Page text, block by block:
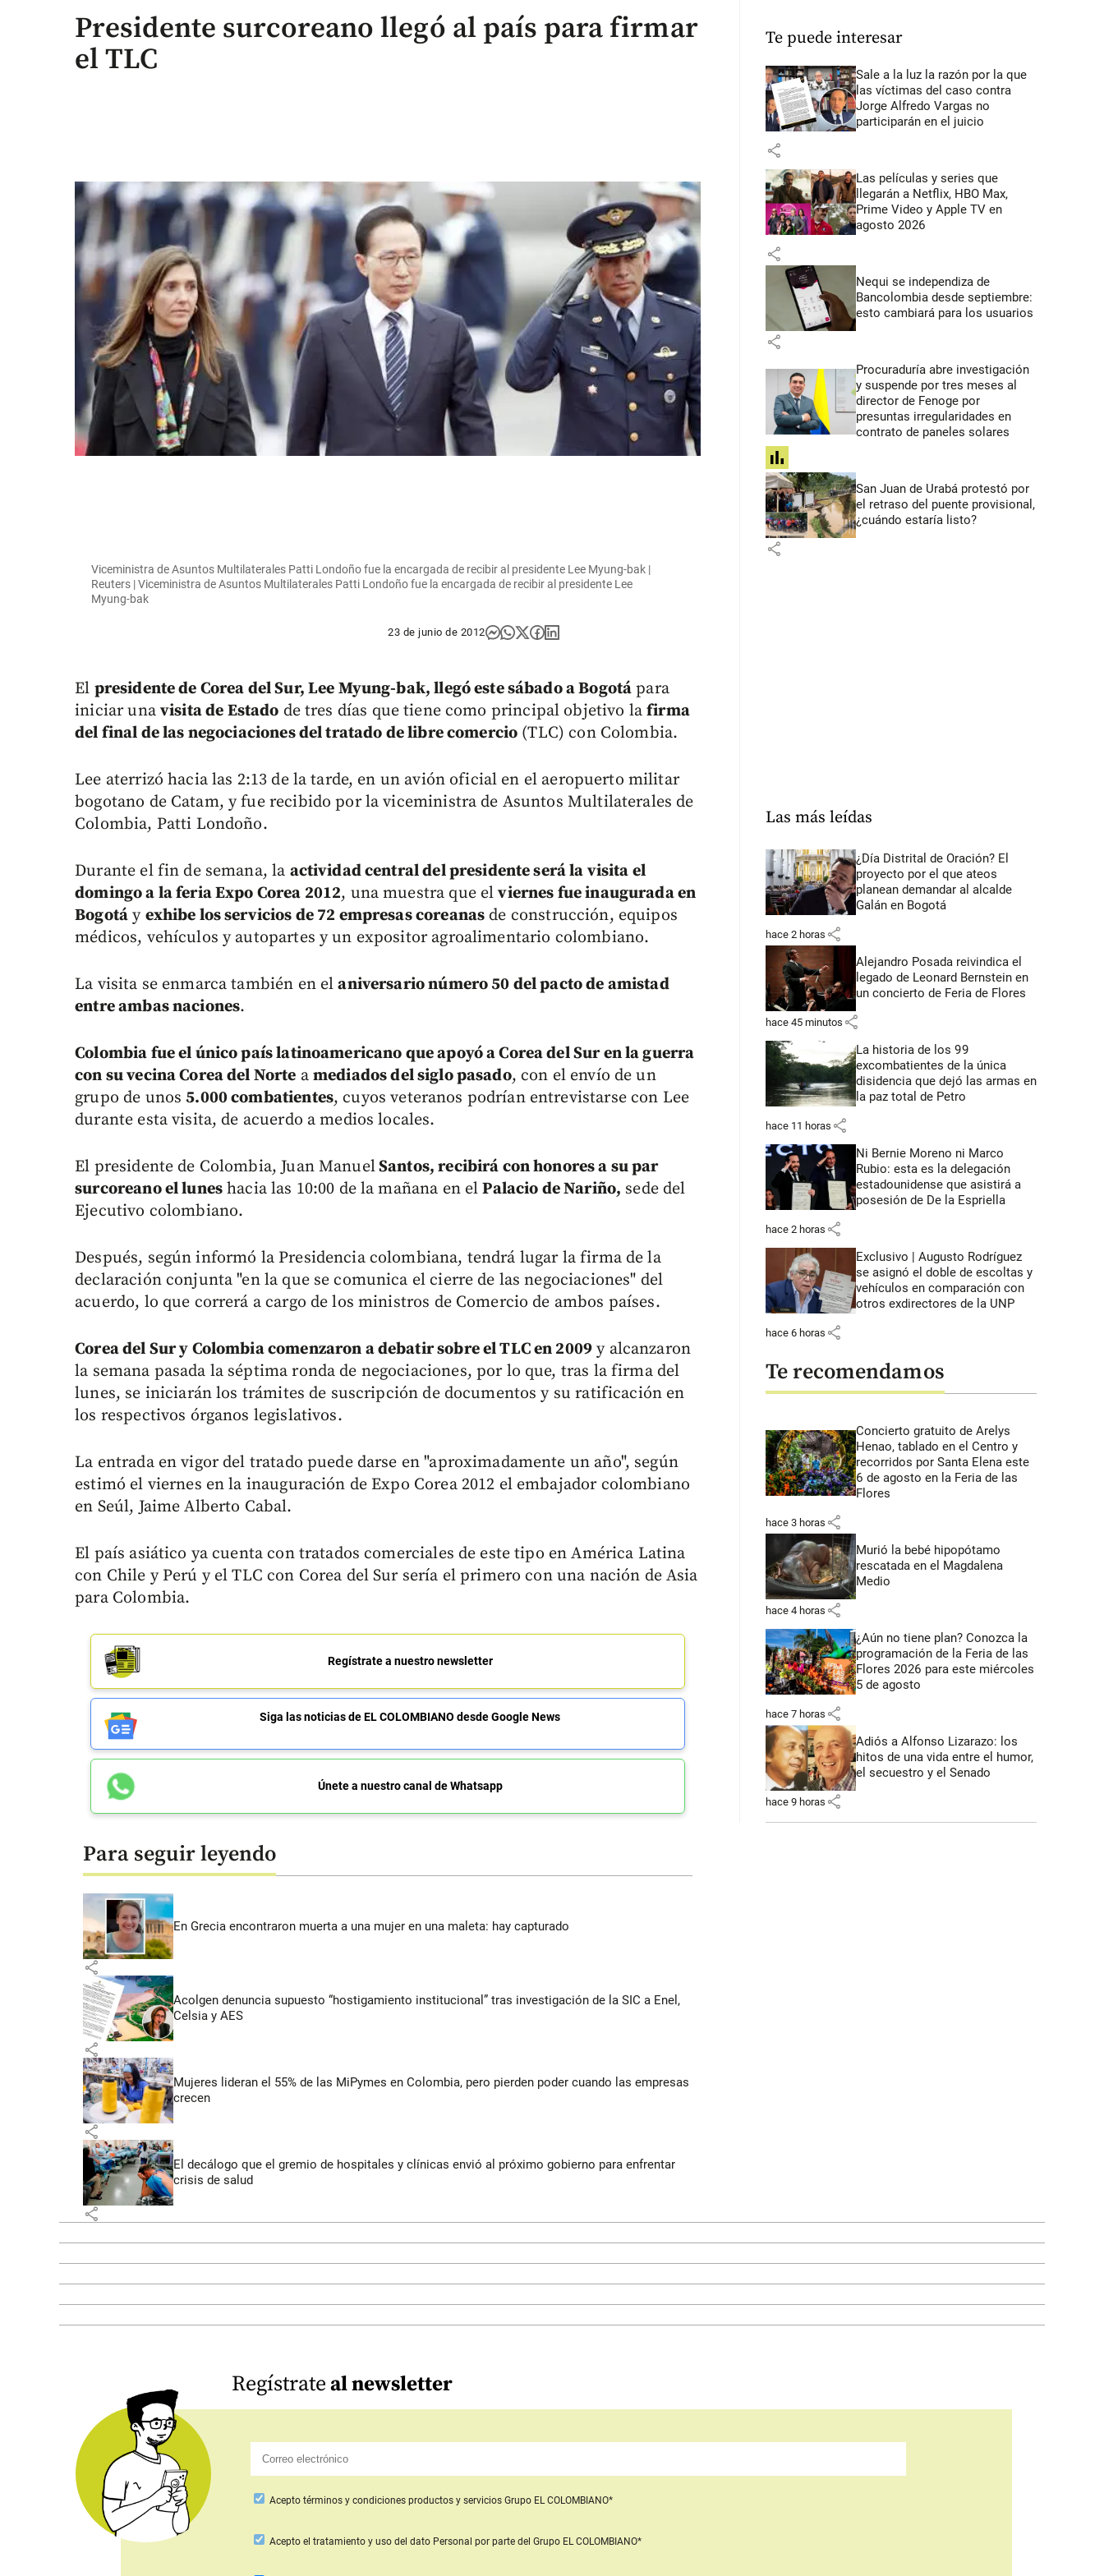
Presidente surcoreano llegó al país para firmar
el TLC
Viceministra de Asuntos Multilaterales Patti Londoño fue la encargada de recibir al presidente Lee Myung-bak |
Reuters | Viceministra de Asuntos Multilaterales Patti Londoño fue la encargada de recibir al presidente Lee
Myung-bak
23 de junio de 2012
El presidente de Corea del Sur, Lee Myung-bak, llegó este sábado a Bogotá para
iniciar una visita de Estado de tres días que tiene como principal objetivo lafirma
del final de las negociaciones del tratado de libre comercio (TLC) con Colombia.
Lee aterrizó hacia las 2:13 de la tarde, en un avión oficial en el aeropuerto militar
bogotano de Catam, y fue recibido por la viceministra de Asuntos Multilaterales de
Colombia, Patti Londoño.
Durante el fin de semana, la actividad central del presidente será la visita el
domingo a la feria Expo Corea 2012, una muestra que elviernes fue inaugurada en
Bogotá y exhibe los servicios de 72 empresas coreanas de construcción, equipos
médicos, vehículos y autopartes y un expositor agroalimentario colombiano.
La visita se enmarca también en elaniversario número 50 del pacto de amistad
entre ambas naciones.
Colombia fue el único país latinoamericano que apoyó a Corea del Sur en la guerra
con su vecina Corea del Norte a mediados del siglo pasado, con el envío de un
grupo de unos 5.000 combatientes, cuyos veteranos podrían entrevistarse con Lee
durante esta visita, de acuerdo a medios locales.
El presidente de Colombia, Juan ManuelSantos, recibirá con honores a su par
surcoreano el lunes hacia las 10:00 de la mañana en elPalacio de Nariño, sede del
Ejecutivo colombiano.
Después, según informó la Presidencia colombiana, tendrá lugar la firma de la
declaración conjunta "en la que se comunica el cierre de las negociaciones" del
acuerdo, lo que correrá a cargo de los ministros de Comercio de ambos países.
Corea del Sur y Colombia comenzaron a debatir sobre el TLC en 2009 y alcanzaron
la semana pasada la séptima ronda de negociaciones, por lo que, tras la firma del
lunes, se iniciarán los trámites de suscripción de documentos y su ratificación en
los respectivos órganos legislativos.
La entrada en vigor del tratado puede darse en "aproximadamente un año", según
estimó el viernes en la inauguración de Expo Corea 2012 el embajador colombiano
en Seúl, Jaime Alberto Cabal.
El país asiático ya cuenta con tratados comerciales de este tipo en América Latina
con Chile y Perú y el TLC con Corea del Sur sería el primero con una nación de Asia
para Colombia.
Regístrate a nuestro newsletter
Siga las noticias de EL COLOMBIANO desde Google News
Únete a nuestro canal de Whatsapp
Para seguir leyendo
En Grecia encontraron muerta a una mujer en una maleta: hay capturado
share
Acolgen denuncia supuesto “hostigamiento institucional” tras investigación de la SIC a Enel,
Celsia y AES
share
Mujeres lideran el 55% de las MiPymes en Colombia, pero pierden poder cuando las empresas
crecen
share
El decálogo que el gremio de hospitales y clínicas envió al próximo gobierno para enfrentar
crisis de salud
share
Te puede interesar
Sale a la luz la razón por la que
las víctimas del caso contra
Jorge Alfredo Vargas no
participarán en el juicio
share
Las películas y series que
llegarán a Netflix, HBO Max,
Prime Video y Apple TV en
agosto 2026
share
Nequi se independiza de
Bancolombia desde septiembre:
esto cambiará para los usuarios
share
Procuraduría abre investigación
y suspende por tres meses al
director de Fenoge por
presuntas irregularidades en
contrato de paneles solares
share
San Juan de Urabá protestó por
el retraso del puente provisional,
¿cuándo estaría listo?
share
Las más leídas
¿Día Distrital de Oración? El
proyecto por el que ateos
planean demandar al alcalde
Galán en Bogotá
hace 2 horas share
Alejandro Posada reivindica el
legado de Leonard Bernstein en
un concierto de Feria de Flores
hace 45 minutos share
La historia de los 99
excombatientes de la única
disidencia que dejó las armas en
la paz total de Petro
hace 11 horas share
Ni Bernie Moreno ni Marco
Rubio: esta es la delegación
estadounidense que asistirá a
posesión de De la Espriella
hace 2 horas share
Exclusivo | Augusto Rodríguez
se asignó el doble de escoltas y
vehículos en comparación con
otros exdirectores de la UNP
hace 6 horas share
Te recomendamos
Concierto gratuito de Arelys
Henao, tablado en el Centro y
recorridos por Santa Elena este
6 de agosto en la Feria de las
Flores
hace 3 horas share
Murió la bebé hipopótamo
rescatada en el Magdalena
Medio
hace 4 horas share
¿Aún no tiene plan? Conozca la
programación de la Feria de las
Flores 2026 para este miércoles
5 de agosto
hace 7 horas share
Adiós a Alfonso Lizarazo: los
hitos de una vida entre el humor,
el secuestro y el Senado
hace 9 horas share
Regístrateal newsletter
Acepto términos y condiciones productos y servicios Grupo EL COLOMBIANO*
Aceptoel tratamiento y uso del dato Personal por parte del Grupo EL COLOMBIANO*